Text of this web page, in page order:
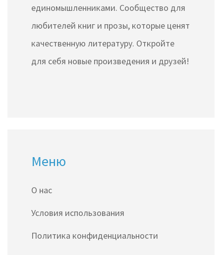
единомышленниками. Сообщество для
любителей книг и прозы, которые ценят
качественную литературу. Откройте
для себя новые произведения и друзей!
Меню
О нас
Условия использования
Политика конфиденциальности